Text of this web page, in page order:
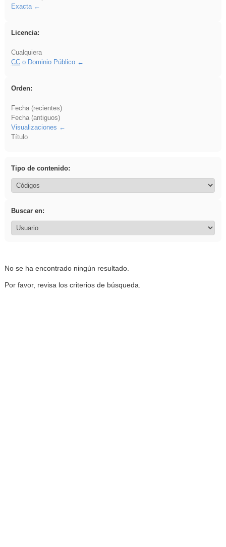
Exacta
Licencia:
Cualquiera
CCo Dominio Público
Orden:
Fecha (recientes)
Fecha (antiguos)
Visualizaciones
Título
Tipo de contenido:
Buscar en:
No se ha encontrado ningún resultado.
Por favor, revisa los criterios de búsqueda.